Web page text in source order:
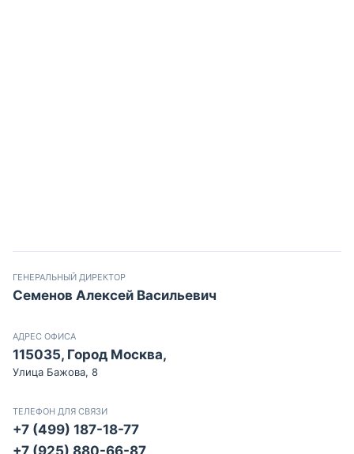
ГЕНЕРАЛЬНЫЙ ДИРЕКТОР
Семенов Алексей Васильевич
АДРЕС ОФИСА
115035, Город Москва,
Улица Бажова, 8
ТЕЛЕФОН ДЛЯ СВЯЗИ
+7 (499) 187-18-77
+7 (925) 880-66-87